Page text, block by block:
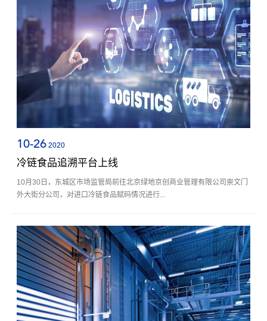
10-26 2020
冷链食品追溯平台上线
10月30日，东城区市场监管局前往北京绿地京创商业管理有限公司崇文门
外大街分公司，对进口冷链食品赋码情况进行...